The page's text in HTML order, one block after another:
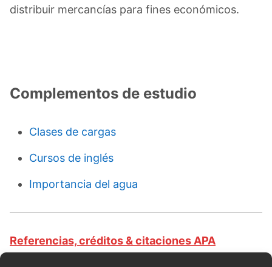
distribuir mercancías para fines económicos.
Complementos de estudio
Clases de cargas
Cursos de inglés
Importancia del agua
Referencias, créditos & citaciones APA